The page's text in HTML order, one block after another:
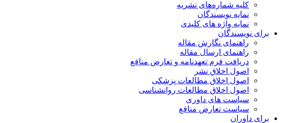
کلیه شماره‌های نشریه
نمایه نویسندگان
نمایه واژه های کلیدی
برای نویسندگان
راهنمای نگارش مقاله
راهنمای ارسال مقاله
دریافت فرم تعهدنامه و تعارض منافع
اصول اخلاق نشر
اصول اخلاق مطالعات پزشکی
اصول اخلاق مطالعات روانشناسی
سیاست های داوری
سیاست تعارض منافع
برای داوران